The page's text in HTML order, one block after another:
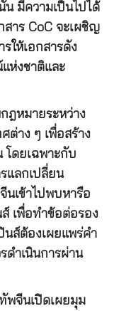
มีความเป็นไปได้
าร CoC จะเผชิญ
ให้เอกสารดัง
ห่งชาติและ
ฎหมายระหว่าง
ต่าง ๆ เพื่อสร้าง
โดยเฉพาะกับ
แลกเปลี่ยน
นเข้าไปพบหารือ
เพื่อทำข้อต่อรอง
นส์ต้องเผยแพร่คำ
ดำเนินการผ่าน
พจีนเปิดเผยมุม